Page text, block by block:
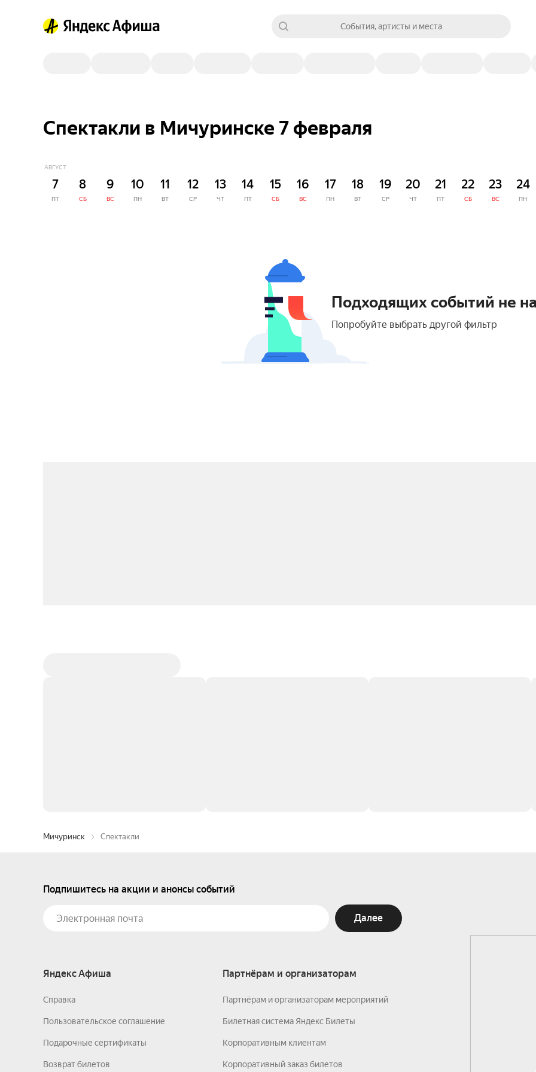
События, артисты и места
Спектакли в Мичуринске 7 февраля
АВГУСТ
7
ПТ
8
СБ
9
ВС
10
ПН
11
ВТ
12
СР
13
ЧТ
14
ПТ
15
СБ
16
ВС
17
ПН
18
ВТ
19
СР
20
ЧТ
21
ПТ
22
СБ
23
ВС
24
ПН
Подходящих событий не
Попробуйте выбрать другой фильтр
Мичуринск Спектакли
Подпишитесь на акции и анонсы событий
Далее
Яндекс Афиша
Справка
Пользовательское соглашение
Подарочные сертификаты
Возврат билетов
Партнёрам и организаторам
Партнёрам и организаторам мероприятий
Билетная система Яндекс Билеты
Корпоративным клиентам
Корпоративный заказ билетов